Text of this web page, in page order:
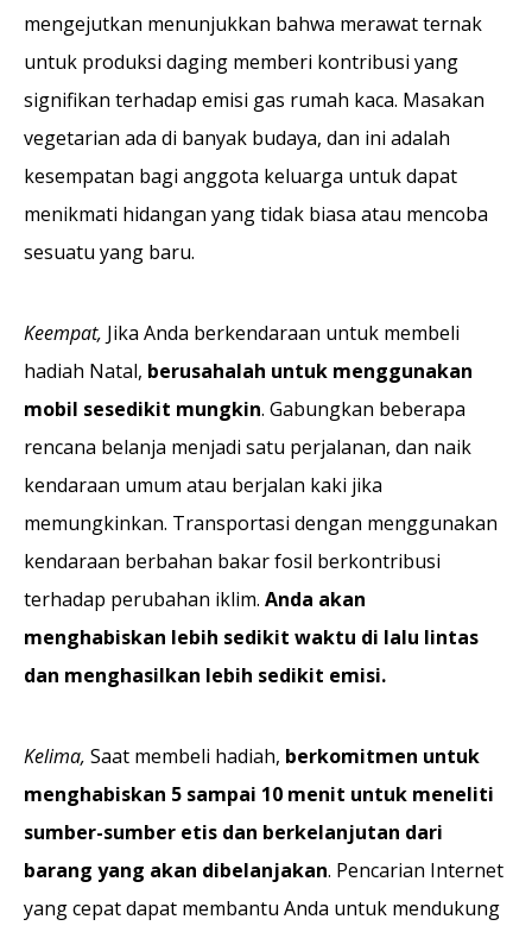
mengejutkan menunjukkan bahwa merawat ternak
untuk produksi daging memberi kontribusi yang
signifikan terhadap emisi gas rumah kaca. Masakan
vegetarian ada di banyak budaya, dan ini adalah
kesempatan bagi anggota keluarga untuk dapat
menikmati hidangan yang tidak biasa atau mencoba
sesuatu yang baru.
Keempat, Jika Anda berkendaraan untuk membeli
hadiah Natal, berusahalah untuk menggunakan
mobil sesedikit mungkin. Gabungkan beberapa
rencana belanja menjadi satu perjalanan, dan naik
kendaraan umum atau berjalan kaki jika
memungkinkan. Transportasi dengan menggunakan
kendaraan berbahan bakar fosil berkontribusi
terhadap perubahan iklim. Anda akan
menghabiskan lebih sedikit waktu di lalu lintas
dan menghasilkan lebih sedikit emisi.
Kelima, Saat membeli hadiah, berkomitmen untuk
menghabiskan 5 sampai 10 menit untuk meneliti
sumber-sumber etis dan berkelanjutan dari
barang yang akan dibelanjakan. Pencarian Internet
yang cepat dapat membantu Anda untuk mendukung